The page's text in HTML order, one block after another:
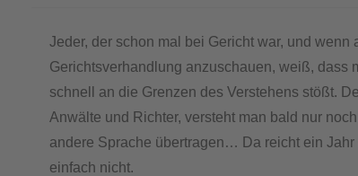
Jeder, der schon mal bei Gericht war, und wenn
Gerichtsverhandlung anzuschauen, weiß, dass
schnell an die Grenzen des Verstehens stößt.
Anwälte und Richter, versteht man bald nur
andere Sprache übertragen… Da reicht ein
einfach nicht.